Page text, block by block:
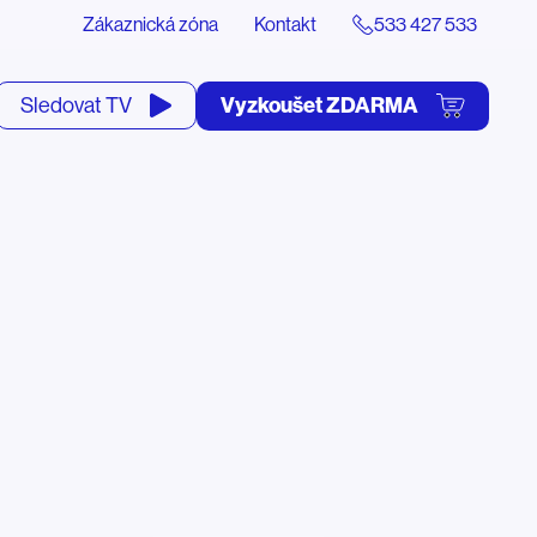
Zákaznická zóna Kontakt 533 427 533
Sledovat TV Vyzkoušet ZDARMA